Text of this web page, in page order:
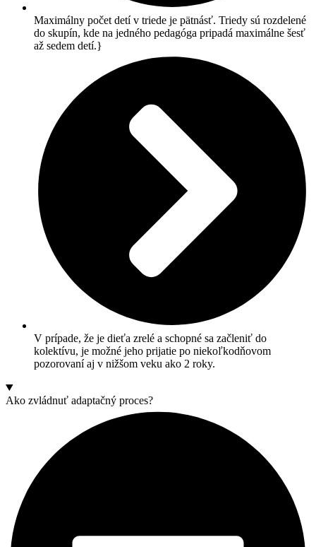
Maximálny počet detí v triede je pätnásť. Triedy sú rozdelené
do skupín, kde na jedného pedagóga pripadá maximálne šesť
až sedem detí.}
V prípade, že je dieťa zrelé a schopné sa začleniť do
kolektívu, je možné jeho prijatie po niekoľkodňovom
pozorovaní aj v nižšom veku ako 2 roky.
Ako zvládnuť adaptačný proces?